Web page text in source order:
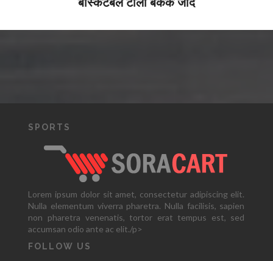
SPORTS
Lorem ipsum dolor sit amet, consectetur adipiscing elit.
Nulla elementum viverra pharetra. Nulla facilisis, sapien
non pharetra venenatis, tortor erat tempus est, sed
accumsan odio ante ac elit./p>
FOLLOW US